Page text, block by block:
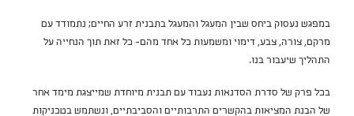
במפגש נעסוק ביחס שבין המעגל והמעגל בתבנית זרע החיים; נתמודד עם
מרקם, צורה, צבע, דימוי ומשמעות כל אחד מהם- כל זאת תוך הנחייה על
התהליך שיעבור בנו.
בכל פרק של סדרת הסדנאות נעבוד עם תבנית מיוחדת שמייצגת מימד אחר
של הבנת המציאות בהקשרים התרבותיים והסביבתיים, ונשתמש בטכניקות